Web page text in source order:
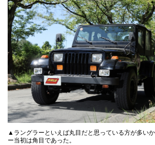
▲ラングラーといえば丸目だと思っている方が多い
ー当初は角目であった。